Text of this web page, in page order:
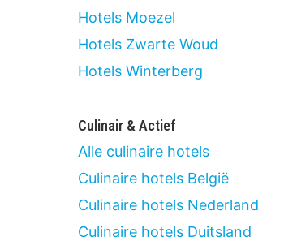
Hotels Moezel
Hotels Zwarte Woud
Hotels Winterberg
Culinair & Actief
Alle culinaire hotels
Culinaire hotels België
Culinaire hotels Nederland
Culinaire hotels Duitsland